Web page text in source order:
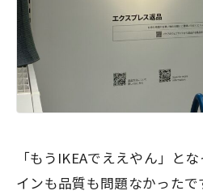
「もうIKEAでええやん」と
インも品質も問題なかった